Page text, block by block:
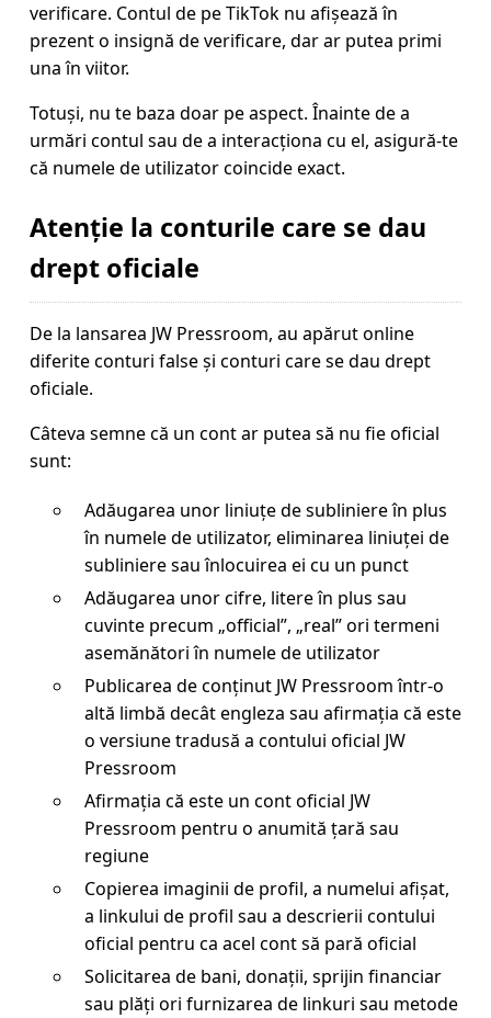
verificare. Contul de pe TikTok nu afișează în
prezent o insignă de verificare, dar ar putea primi
una în viitor.
Totuși, nu te baza doar pe aspect. Înainte de a
urmări contul sau de a interacționa cu el, asigură-te
că numele de utilizator coincide exact.
Atenție la conturile care se dau
drept oficiale
De la lansarea JW Pressroom, au apărut online
diferite conturi false și conturi care se dau drept
oficiale.
Câteva semne că un cont ar putea să nu fie oficial
sunt:
Adăugarea unor liniuțe de subliniere în plus
în numele de utilizator, eliminarea liniuței de
subliniere sau înlocuirea ei cu un punct
Adăugarea unor cifre, litere în plus sau
cuvinte precum „official”, „real” ori termeni
asemănători în numele de utilizator
Publicarea de conținut JW Pressroom într-o
altă limbă decât engleza sau afirmația că este
o versiune tradusă a contului oficial JW
Pressroom
Afirmația că este un cont oficial JW
Pressroom pentru o anumită țară sau
regiune
Copierea imaginii de profil, a numelui afișat,
a linkului de profil sau a descrierii contului
oficial pentru ca acel cont să pară oficial
Solicitarea de bani, donații, sprijin financiar
sau plăți ori furnizarea de linkuri sau metode